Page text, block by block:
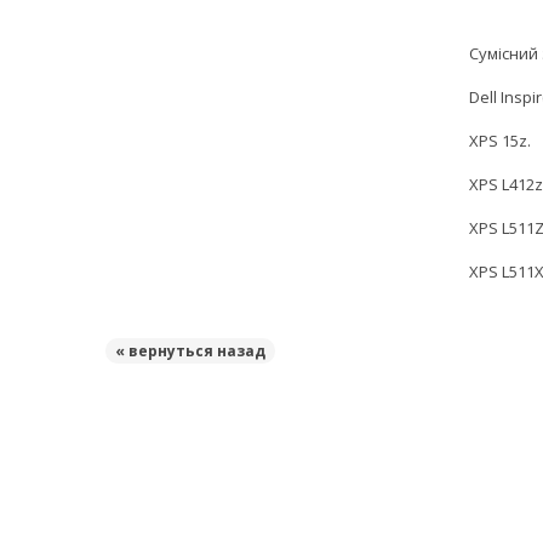
Сумісний
Dell
XPS 15z.
XPS
XPS
XPS
« вернуться назад